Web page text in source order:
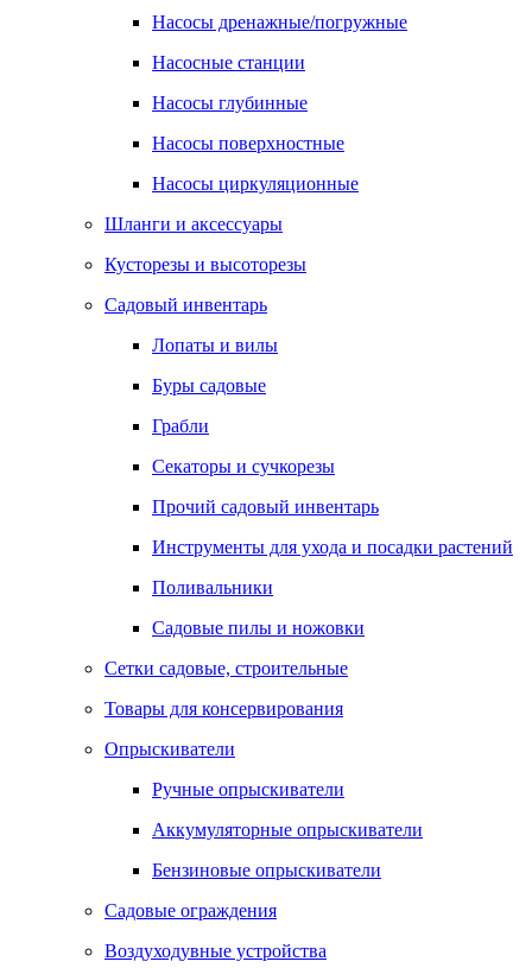
Насосы дренажные/погружные
Насосные станции
Насосы глубинные
Насосы поверхностные
Насосы циркуляционные
Шланги и аксессуары
Кусторезы и высоторезы
Садовый инвентарь
Лопаты и вилы
Буры садовые
Грабли
Секаторы и сучкорезы
Прочий садовый инвентарь
Инструменты для ухода и посадки растений
Поливальники
Садовые пилы и ножовки
Сетки садовые, строительные
Товары для консервирования
Опрыскиватели
Ручные опрыскиватели
Аккумуляторные опрыскиватели
Бензиновые опрыскиватели
Садовые ограждения
Воздуходувные устройства